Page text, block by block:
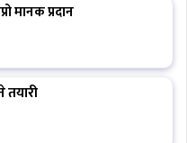
मानक प्रदान
तयारी